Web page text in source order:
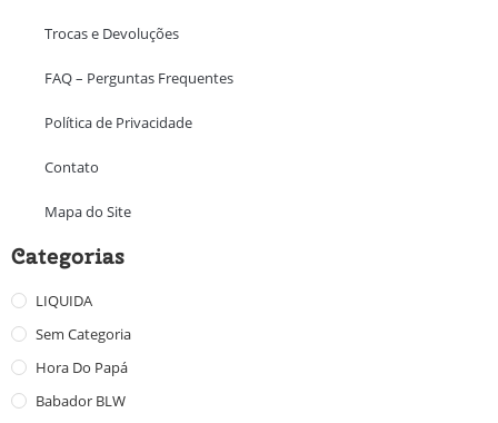
Trocas e Devoluções
FAQ – Perguntas Frequentes
Política de Privacidade
Contato
Mapa do Site
Categorias
LIQUIDA
Sem Categoria
Hora Do Papá
Babador BLW